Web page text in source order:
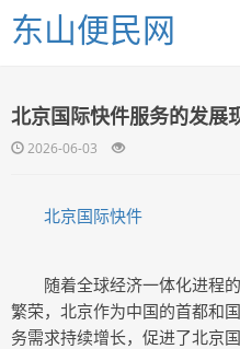
东山便民网
北京国际快件服务的发展
2026-06-03
北京国际快件
随着全球经济一体化进程
繁荣，北京作为中国的首都和
务需求持续增长，促进了北京